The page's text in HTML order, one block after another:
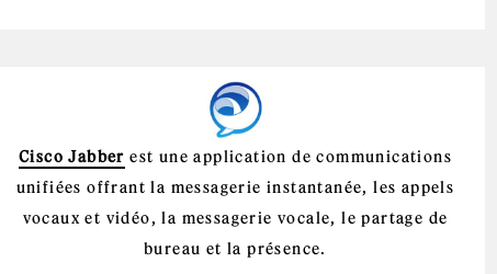
Cisco Jabber est une application de communications
unifiées offrant la messagerie instantanée, les appels
vocaux et vidéo, la messagerie vocale, le partage de
bureau et la présence.